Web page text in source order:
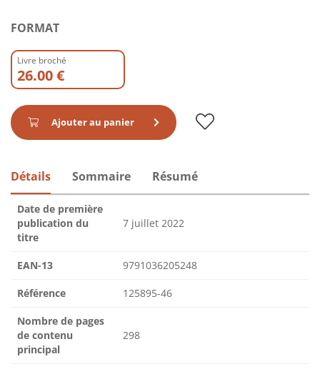
FORMAT
Livre broché
26.00 €
Ajouter au panier
Détails Sommaire Résumé
Date de première
publication du
titre
7 juillet 2022
EAN-13 9791036205248
Référence 125895-46
Nombre de pages
de contenu
principal
298